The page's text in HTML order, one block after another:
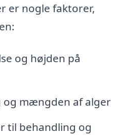
er nogle faktorer,
og højden på
og mængden af alger
til behandling og